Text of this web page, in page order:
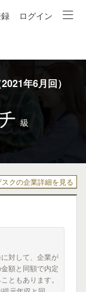
ログイン
年6月回）
級
クの企業詳細を見る
対して、企業が
額と同額で内定
ともあります。